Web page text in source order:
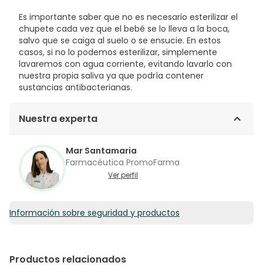
Es importante saber que no es necesario esterilizar el
chupete cada vez que el bebé se lo lleva a la boca,
salvo que se caiga al suelo o se ensucie. En estos
casos, si no lo podemos esterilizar, simplemente
lavaremos con agua corriente, evitando lavarlo con
nuestra propia saliva ya que podría contener
sustancias antibacterianas.
Nuestra experta
Mar Santamaria
Farmacéutica PromoFarma
Ver perfil
Información sobre seguridad y productos
Productos relacionados